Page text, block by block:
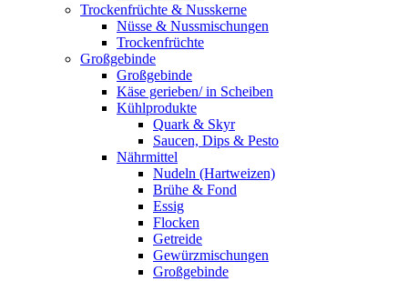
Trockenfrüchte & Nusskerne
Nüsse & Nussmischungen
Trockenfrüchte
Großgebinde
Großgebinde
Käse gerieben/ in Scheiben
Kühlprodukte
Quark & Skyr
Saucen, Dips & Pesto
Nährmittel
Nudeln (Hartweizen)
Brühe & Fond
Essig
Flocken
Getreide
Gewürzmischungen
Großgebinde